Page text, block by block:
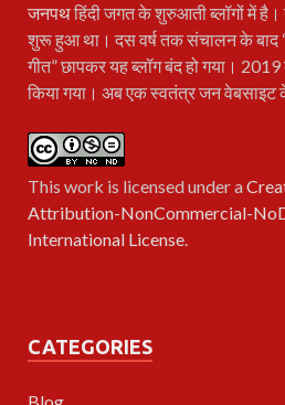
जनपथहिंदी जगत के शुरुआती ब्लॉगों में
शुरू हुआ था। दस वर्ष तक संचालन के बाद
गीत” छापकर यह ब्लॉग बंद हो गया। 2019
किया गया। अब एक स्वतंत्र जन
This work is licensed under a
Attribution-NonCommercial-
International License.
CATEGORIES